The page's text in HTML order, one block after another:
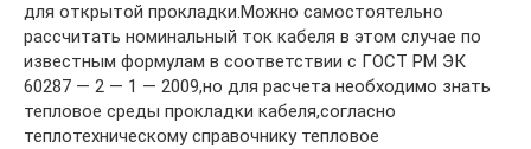
для открытой прокладки.Можно самостоятельно
рассчитать номинальный ток кабеля в этом случае по
известным формулам в соответствии с ГОСТ РМ ЭК
60287 — 2 — 1 — 2009,но для расчета необходимо знать
тепловое среды прокладки кабеля,согласно
теплотехническому справочнику тепловое